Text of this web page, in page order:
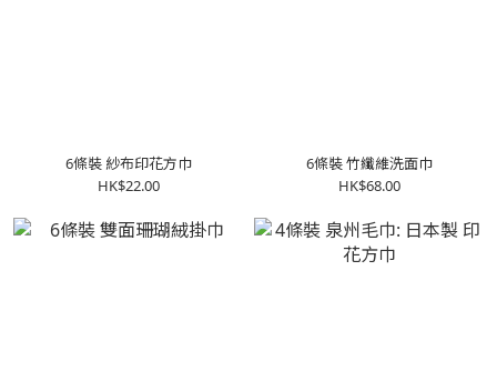
6條裝 紗布印花方巾
HK$22.00
6條裝 竹纖維洗面巾
HK$68.00